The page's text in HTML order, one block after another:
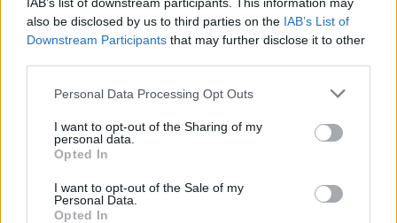
also be disclosed by us to third parties on the IAB’s List of
Downstream Participants that may further disclose it to other
Personal Data Processing Opt Outs
I want to opt-out of the Sharing of my
personal data.
Opted In
I want to opt-out of the Sale of my
Personal Data.
Opted In